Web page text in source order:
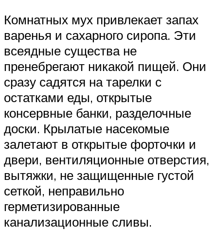
Комнатных мух привлекает запах
варенья и сахарного сиропа. Эти
всеядные существа не
пренебрегают никакой пищей. Они
сразу садятся на тарелки с
остатками еды, открытые
консервные банки, разделочные
доски. Крылатые насекомые
залетают в открытые форточки и
двери, вентиляционные отверстия,
вытяжки, не защищенные густой
сеткой, неправильно
герметизированные
канализационные сливы.